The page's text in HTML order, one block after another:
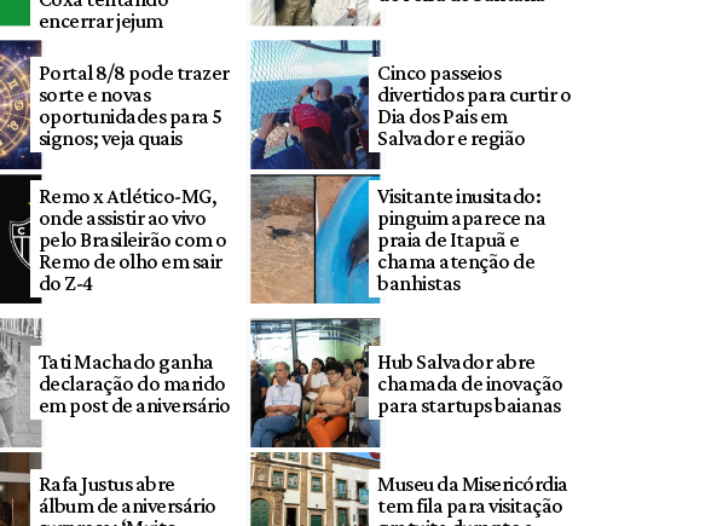
encerrar jejum
Portal 8/8 pode trazer
sorte e novas
oportunidades para 5
signos; veja quais
Cinco passeios
divertidos para curtir o
Dia dos Pais em
Salvador e região
Remo x Atlético-MG,
onde assistir ao vivo
pelo Brasileirão com o
Remo de olho em sair
do Z-4
Visitante inusitado:
pinguim aparece na
praia de Itapuã e
chama atenção de
banhistas
Tati Machado ganha
declaração do marido
em post de aniversário
Hub Salvador abre
chamada de inovação
para startups baianas
Rafa Justus abre
álbum de aniversário
Museu da Misericórdia
tem fila para visitação